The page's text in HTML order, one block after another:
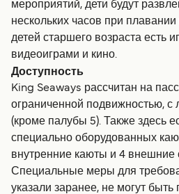
мероприятий, дети будут
нескольких часов при
детей старшего возраста есть
видеоиграми и кино.
Доступность
King Seaways рассчитан на
ограниченной подвижностью,
(кроме палубы 5). Также здесь
специально оборудованных
внутренние каюты и 4 внешние
Специальные меры для
указали заранее, не могут